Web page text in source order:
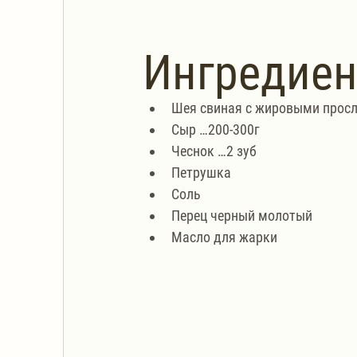
Шея свиная с жировыми
Сыр …200-300г
Чеснок …2 зуб
Петрушка
Соль
Перец черный молотый
Масло для жарки